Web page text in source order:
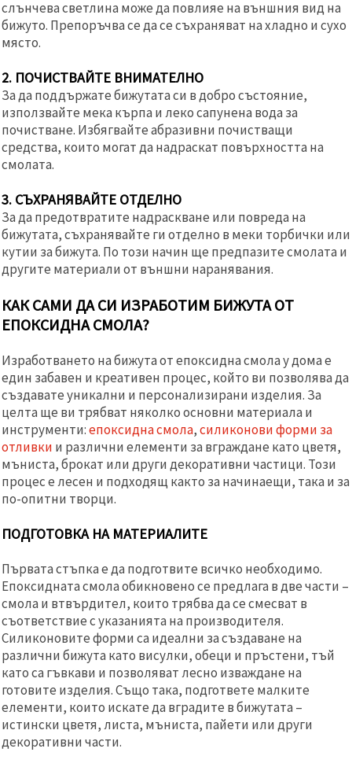
слънчева светлина може да повлияе на външния вид на
бижуто. Препоръчва се да се съхраняват на хладно и сухо
място.
2. ПОЧИСТВАЙТЕ ВНИМАТЕЛНО
За да поддържате бижутата си в добро състояние,
използвайте мека кърпа и леко сапунена вода за
почистване. Избягвайте абразивни почистващи
средства, които могат да надраскат повърхността на
смолата.
3. СЪХРАНЯВАЙТЕ ОТДЕЛНО
За да предотвратите надраскване или повреда на
бижутата, съхранявайте ги отделно в меки торбички или
кутии за бижута. По този начин ще предпазите смолата и
другите материали от външни наранявания.
КАК САМИ ДА СИ ИЗРАБОТИМ БИЖУТА ОТ
ЕПОКСИДНА СМОЛА?
Изработването на бижута от епоксидна смола у дома е
един забавен и креативен процес, който ви позволява да
създавате уникални и персонализирани изделия. За
целта ще ви трябват няколко основни материала и
инструменти:епоксидна смола,силиконови форми за
отливки и различни елементи за вграждане като цветя,
мъниста, брокат или други декоративни частици. Този
процес е лесен и подходящ както за начинаещи, така и за
по-опитни творци.
ПОДГОТОВКА НА МАТЕРИАЛИТЕ
Първата стъпка е да подготвите всичко необходимо.
Епоксидната смола обикновено се предлага в две части –
смола и втвърдител, които трябва да се смесват в
съответствие с указанията на производителя.
Силиконовите форми са идеални за създаване на
различни бижута като висулки, обеци и пръстени, тъй
като са гъвкави и позволяват лесно изваждане на
готовите изделия. Също така, подгответе малките
елементи, които искате да вградите в бижутата –
истински цветя, листа, мъниста, пайети или други
декоративни части.